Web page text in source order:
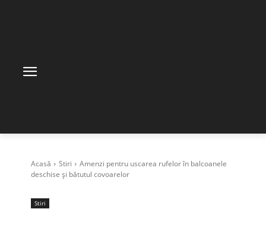
Acasă Stiri
Amenzi pentru uscarea rufelor în balcoanele
deschise și bătutul covoarelor
Stiri